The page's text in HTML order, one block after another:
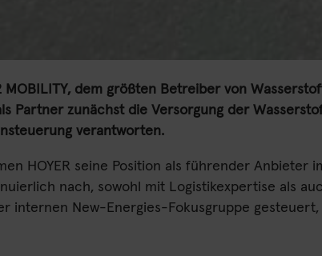
MOBILITY, dem größten Betreiber von
Partner zunächst die Versorgung der
verantworten.
HOYER seine Position als führender Anbieter
nach, sowohl mit Logistikexpertise als
internen New-Energies-Fokusgruppe